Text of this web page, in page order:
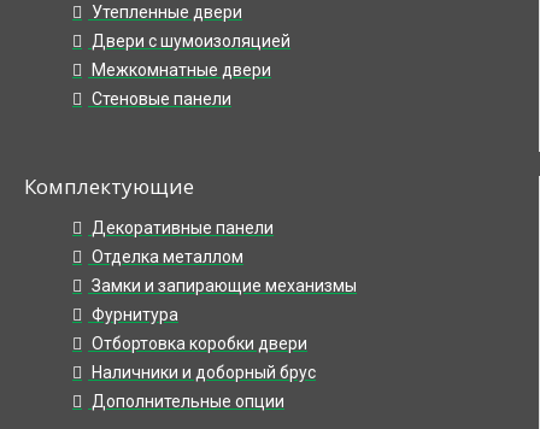
Утепленные двери
Двери с шумоизоляцией
Межкомнатные двери
Стеновые панели
Комплектующие
Декоративные панели
Отделка металлом
Замки и запирающие механизмы
Фурнитура
Отбортовка коробки двери
Наличники и доборный брус
Дополнительные опции